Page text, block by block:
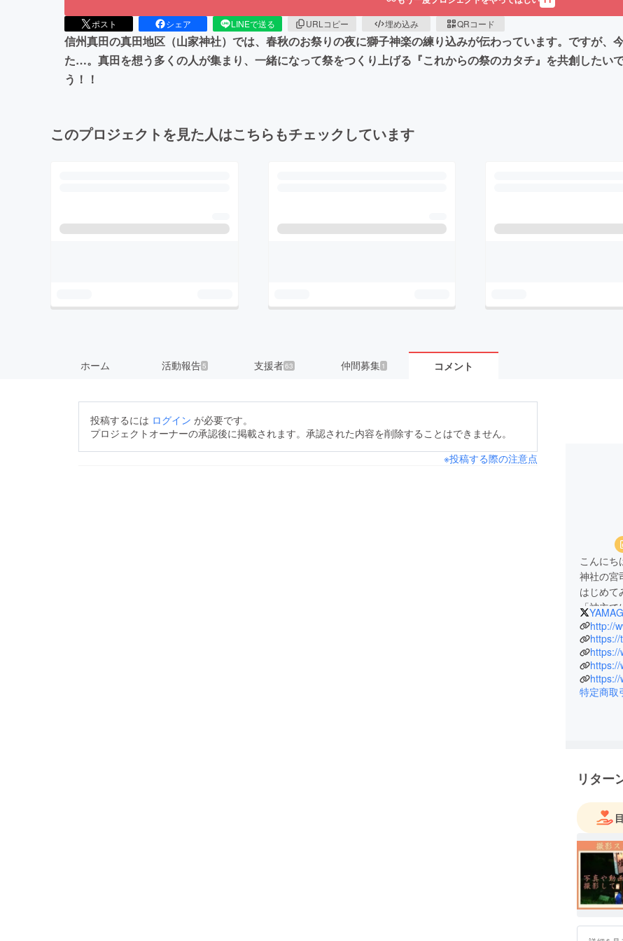
ポスト シェア LINEで送る URLコピー 埋め込み QRコード
信州真田の真田地区（山家神社）では、春秋のお祭りの夜に獅子神楽の練り込みが伝わっています。ですが、
た…。真田を想う多くの人が集まり、一緒になって祭をつくり上げる『これからの祭のカタチ』を共創したい
う！！
このプロジェクトを見た人はこちらもチェックしています
ホーム 活動報告5 支援者63 仲間募集 1 コメント
投稿するには ログイン が必要です。
プロジェクトオーナーの承認後に掲載されます。承認された内容を削除することはできません。
※投稿する際の注意点
こんにち
神社の宮
はじめて
「神主で
やめなよ
って言わ
づけてい
その踏ん
り組みを
年に数回
田に集
合えた
真田の神
http://
https://
特定商取
リター